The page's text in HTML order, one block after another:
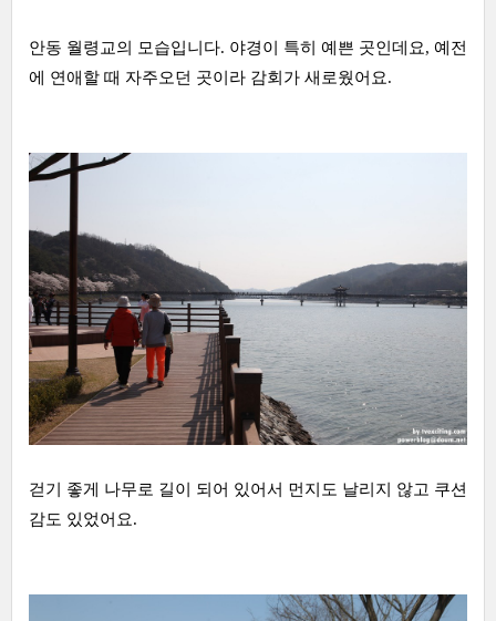
안동 월령교의 모습입니다. 야경이 특히 예쁜 곳인데요, 예전
에 연애할 때 자주오던 곳이라 감회가 새로웠어요.
걷기 좋게 나무로 길이 되어 있어서 먼지도 날리지 않고 쿠션
감도 있었어요.